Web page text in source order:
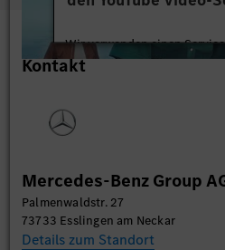
Wir verwenden einen
um Videoinhalte
Kontakt
Mercedes-Benz Group
Palmenwaldstr. 27
73733 Esslingen am Neckar
Details zum Standort